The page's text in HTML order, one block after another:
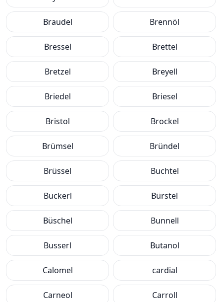
Braudel Brennöl
Bressel Brettel
Bretzel Breyell
Briedel Briesel
Bristol Brockel
Brümsel Bründel
Brüssel Buchtel
Buckerl Bürstel
Büschel Bunnell
Busserl Butanol
Calomel cardial
Carneol Carroll